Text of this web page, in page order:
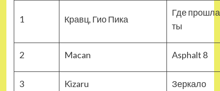
1 Кравц, Гио Пика
Где прошла
ты
2 Macan Asphalt 8
3 Kizaru Зеркало